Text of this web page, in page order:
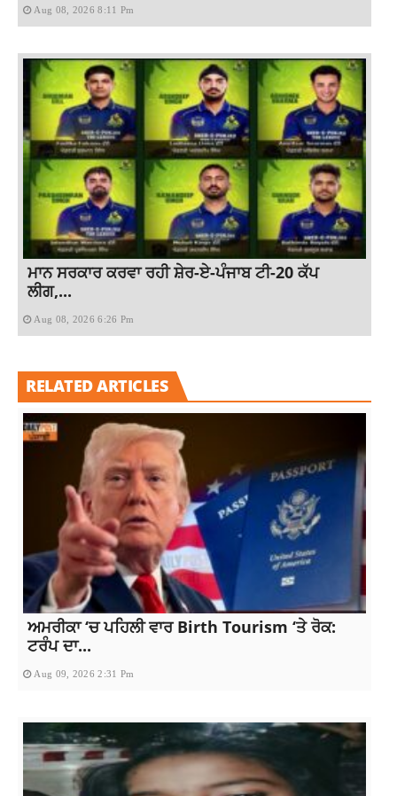
Aug 08, 2026 8:11 Pm
ਮਾਨ ਸਰਕਾਰ ਕਰਵਾ ਰਹੀ ਸ਼ੇਰ-ਏ-ਪੰਜਾਬ ਟੀ-20 ਕੱਪ
ਲੀਗ,...
Aug 08, 2026 6:26 Pm
RELATED ARTICLES
ਅਮਰੀਕਾ ‘ਚ ਪਹਿਲੀ ਵਾਰ Birth Tourism ‘ਤੇ ਰੋਕ:
ਟਰੰਪ ਦਾ...
Aug 09, 2026 2:31 Pm